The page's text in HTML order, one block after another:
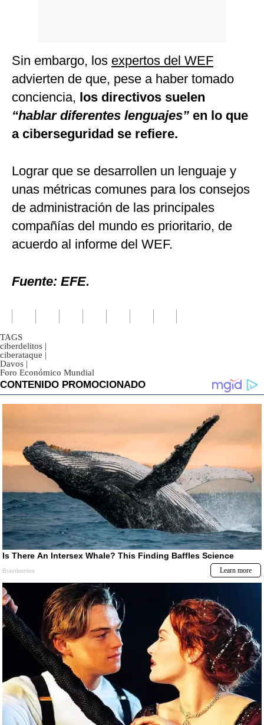
Sin embargo, los expertos del WEF
advierten de que, pese a haber tomado
conciencia, los directivos suelen
“hablar diferentes lenguajes” en lo que
a ciberseguridad se refiere.
Lograr que se desarrollen un lenguaje y
unas métricas comunes para los consejos
de administración de las principales
compañías del mundo es prioritario, de
acuerdo al informe del WEF.
Fuente: EFE.
TAGS
ciberdelitos |
ciberataque |
Davos |
Foro Económico Mundial